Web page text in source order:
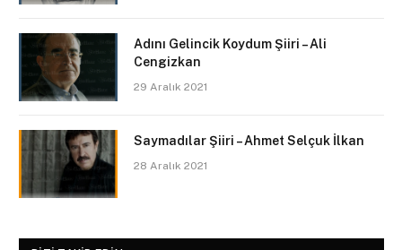
Adını Gelincik Koydum Şiiri – Ali
Cengizkan
29 Aralık 2021
Saymadılar Şiiri – Ahmet Selçuk İlkan
28 Aralık 2021